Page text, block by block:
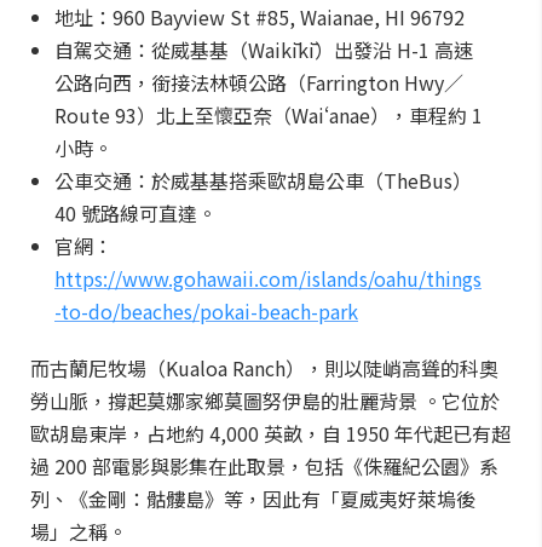
地址：960 Bayview St #85, Waianae, HI 96792
自駕交通：從威基基（Waikīkī）出發沿 H-1 高速
公路向西，銜接法林頓公路（Farrington Hwy／
Route 93）北上至懷亞奈（Waiʻanae），車程約 1
小時。
公車交通：於威基基搭乘歐胡島公車（TheBus）
40 號路線可直達。
官網：
https://www.gohawaii.com/islands/oahu/things
-to-do/beaches/pokai-beach-park
而古蘭尼牧場（Kualoa Ranch），則以陡峭高聳的科奧
勞山脈，撐起莫娜家鄉莫圖努伊島的壯麗背景 。它位於
歐胡島東岸，占地約 4,000 英畝，自 1950 年代起已有超
過 200 部電影與影集在此取景，包括《侏羅紀公園》系
列、《金剛：骷髏島》等，因此有「夏威夷好萊塢後
場」之稱。